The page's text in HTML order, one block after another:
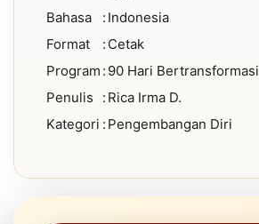
Bahasa
: Indonesia
Format
: Cetak
Program : 90 Hari Bertransformasi
Penulis
: Rica Irma D.
Kategori : Pengembangan Diri